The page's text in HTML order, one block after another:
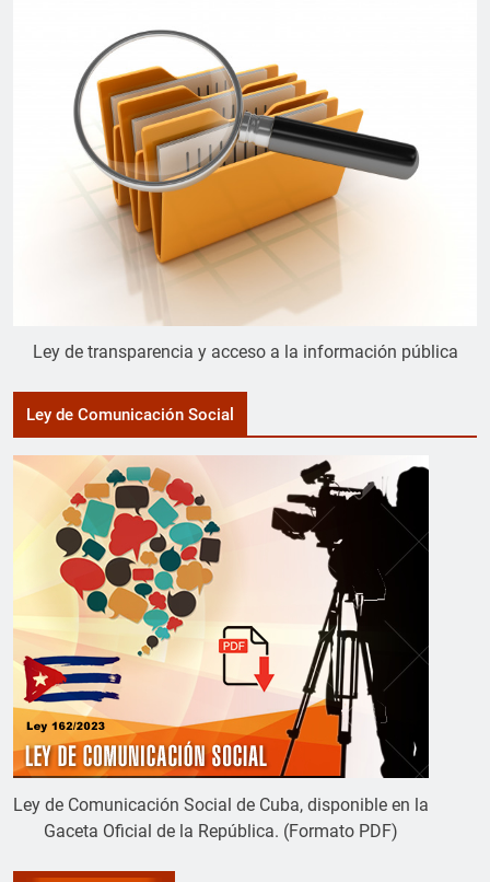
Ley de transparencia y acceso a la información pública
Ley de Comunicación Social
Ley de Comunicación Social de Cuba, disponible en la
Gaceta Oficial de la República. (Formato PDF)